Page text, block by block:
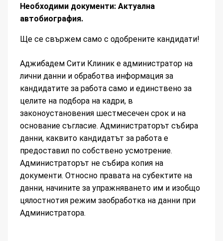
Необходими документи: Актуална
автобиография.
Ще се свържем само с одобрените кандидати!
Аджибадем Сити Клиник е администратор на
лични данни и обработва информация за
кандидатите за работа само и единствено за
целите на подбора на кадри, в
законоустановения шестмесечен срок и на
основание съгласие. Администраторът събира
данни, каквито кандидатът за работа е
предоставил по собствено усмотрение.
Администраторът не събира копия на
документи. Относно правата на субектите на
данни, начините за упражняването им и изобщо
цялостнотия режим заобработка на данни при
Администратора.